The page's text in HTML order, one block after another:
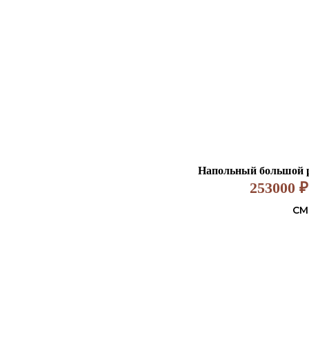
Напольный большой
253000 ₽